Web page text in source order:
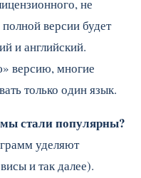
не
версии будет
и английский.
версию, многие
только один язык.
стали популярны?
уделяют
и так далее).